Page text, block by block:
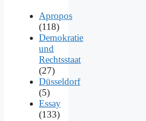
Apropos
(118)
Demokratie
und
Rechtsstaat
(27)
Düsseldorf
(5)
Essay
(133)